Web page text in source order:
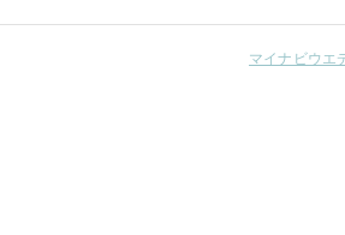
マイナビウエ